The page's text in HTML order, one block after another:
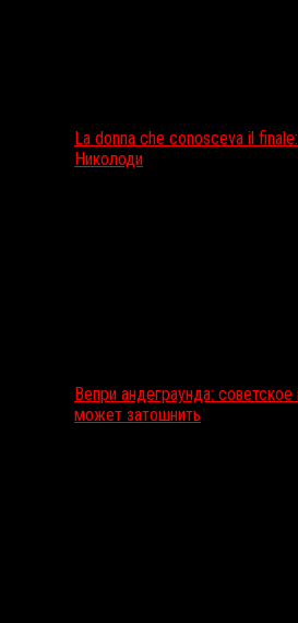
La donna che conosceva il
Николоди
Вепри андеграунда:
может затошнить